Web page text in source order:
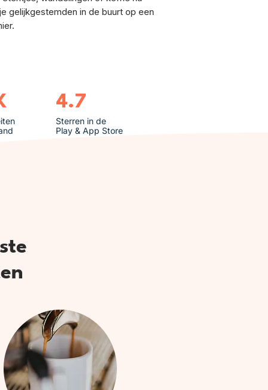
gelijkgestemden in de buurt op een
4.7
Sterren in de
Play & App Store